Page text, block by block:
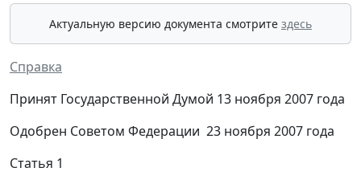
Актуальную версию документа смотрите здесь
Справка
Принят Государственной Думой 13 ноября 2007 года
Одобрен Советом Федерации 23 ноября 2007 года
Статья 1